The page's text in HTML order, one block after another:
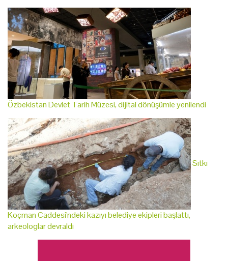
Özbekistan Devlet Tarih Müzesi, dijital dönüşümle yenilendi
Sıtkı
Koçman Caddesi'ndeki kazıyı belediye ekipleri başlattı,
arkeologlar devraldı